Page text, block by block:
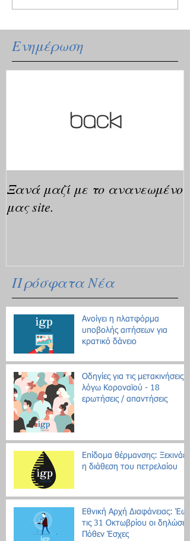
Ενημέρωση
Πρόσφατα Νέα
Ξανά μαζί με το ανανεωμένο
μας site.
Ανοίγει η πλατφόρμα
υποβολής αιτήσεων για
κρατικό δάνειο
Οδηγίες για τις μετακινήσεις
λόγω Κοροναϊού - 18
ερωτήσεις / απαντήσεις
Επίδομα θέρμανσης: Ξεκινάει
η διάθεση του πετρελαίου
Εθνική Αρχή Διαφάνειας: Έως
τις 31 Οκτωβρίου οι δηλώσεις
Πόθεν Έσχες